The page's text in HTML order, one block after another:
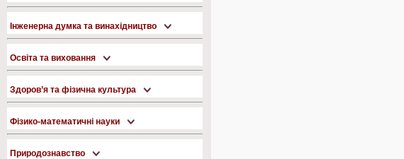
Інженерна думка та винахідництво
Освіта та виховання
Здоров’я та фізична культура
Фізико-математичні науки
Природознавство